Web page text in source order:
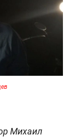
Михаил